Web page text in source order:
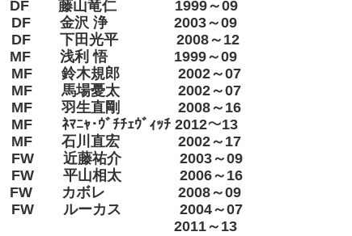
DF 藤山竜仁 1999～09
DF 金沢 浄 2003～09
DF 下田光平 2008～12
MF 浅利 悟 1999～09
MF 鈴木規郎 2002～07
MF 馬場憂太 2002～07
MF 羽生直剛 2008～16
ﾈﾏﾆｬ･ｳﾞﾁﾁｪｳﾞｨｯﾁ 2012～13
MF 石川直宏 2002～17
FW 近藤祐介 2003～09
FW 平山相太 2006～16
FW カボレ 2008～09
FW ルーカス 2004～07
～13